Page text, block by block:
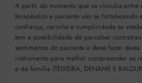
A partir do momento que os vínculos entre
terapêutico e paciente vão se fortalecendo
confiança, carinho e cumplicidade se
tem a possibilidade de perceber
sentimentos do paciente e deve fazer
instrumento para melhor compreender as
e da família (TEIXEIRA, DENAME E